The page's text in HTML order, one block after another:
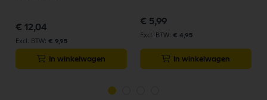
€ 12,04
€ 9,95
In winkelwagen
€ 5,99
€ 4,95
In winkelwagen